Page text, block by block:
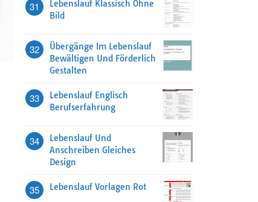
31
Lebenslauf Klassisch Ohne
Bild
32
Übergänge Im Lebenslauf
Bewältigen Und Förderlich
Gestalten
33
Lebenslauf Englisch
Berufserfahrung
34
Lebenslauf Und
Anschreiben Gleiches
Design
35 Lebenslauf Vorlagen Rot